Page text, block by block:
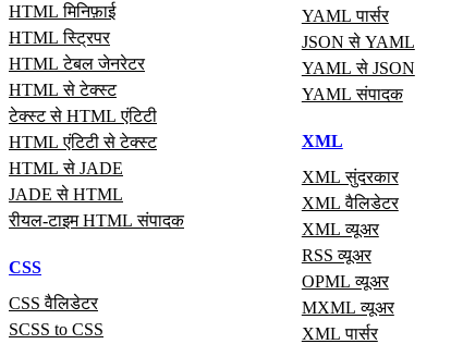
HTML मिनिफ़ाई
HTML स्ट्रिपर
HTML टेबल जेनरेटर
HTML से टेक्स्ट
टेक्स्ट से HTML एंटिटी
HTML एंटिटी से टेक्स्ट
HTML से JADE
JADE से HTML
रीयल‑टाइम HTML संपादक
CSS
CSS वैलिडेटर
SCSS to CSS
YAML पार्सर
JSON से YAML
YAML से JSON
YAML संपादक
XML
XML सुंदरकार
XML वैलिडेटर
XML व्यूअर
RSS व्यूअर
OPML व्यूअर
MXML व्यूअर
XML पार्सर